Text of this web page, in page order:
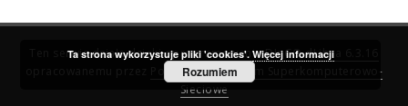
Ten serwis działa dzięki oprogramowaniuDInGO dLibra 6.3.16
Poznańskie Centrum Superkomputerowo-
Sieciowe
Ta strona wykorzystuje pliki 'cookies'. Więcej informacji
Rozumiem